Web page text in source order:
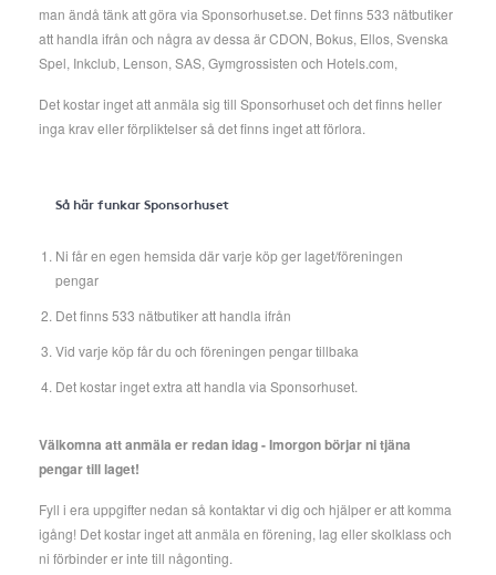
man ändå tänk att göra via Sponsorhuset.se. Det finns 533 nätbutiker
att handla ifrån och några av dessa är CDON, Bokus, Ellos, Svenska
Spel, Inkclub, Lenson, SAS, Gymgrossisten och Hotels.com,
Det kostar inget att anmäla sig till Sponsorhuset och det finns heller
inga krav eller förpliktelser så det finns inget att förlora.
Så här funkar Sponsorhuset
Ni får en egen hemsida där varje köp ger laget/föreningen
pengar
Det finns 533 nätbutiker att handla ifrån
Vid varje köp får du och föreningen pengar tillbaka
Det kostar inget extra att handla via Sponsorhuset.
Välkomna att anmäla er redan idag - Imorgon börjar ni tjäna
pengar till laget!
Fyll i era uppgifter nedan så kontaktar vi dig och hjälper er att komma
igång! Det kostar inget att anmäla en förening, lag eller skolklass och
ni förbinder er inte till någonting.